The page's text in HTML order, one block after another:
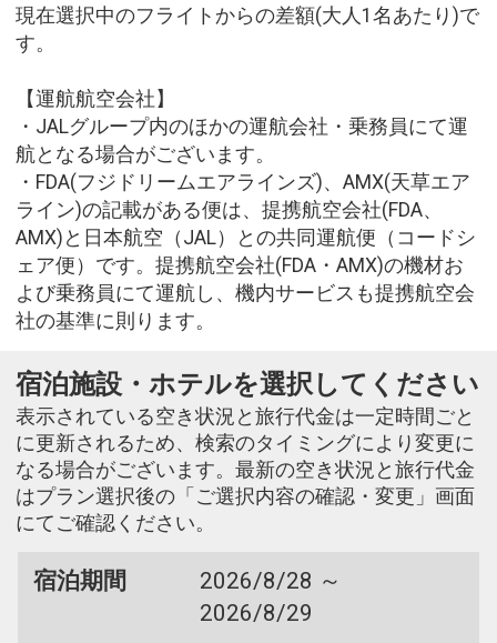
現在選択中のフライトからの差額(大人1名あたり)で
す。
【運航航空会社】
・JALグループ内のほかの運航会社・乗務員にて運
航となる場合がございます。
・FDA(フジドリームエアラインズ)、AMX(天草エア
ライン)の記載がある便は、提携航空会社(FDA、
AMX)と日本航空（JAL）との共同運航便（コードシ
ェア便）です。提携航空会社(FDA・AMX)の機材お
よび乗務員にて運航し、機内サービスも提携航空会
社の基準に則ります。
宿泊施設・ホテルを選択してください
表示されている空き状況と旅行代金は一定時間ごと
に更新されるため、検索のタイミングにより変更に
なる場合がございます。最新の空き状況と旅行代金
はプラン選択後の「ご選択内容の確認・変更」画面
にてご確認ください。
宿泊期間
2026/8/28 ～
2026/8/29